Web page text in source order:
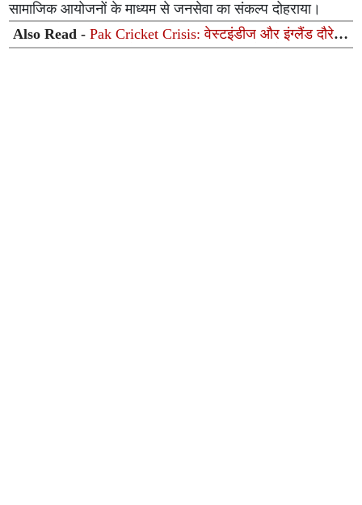
सामाजिक आयोजनों के माध्यम से जनसेवा का संकल्प दोहराया।
Also Read -Pak Cricket Crisis: वेस्टइंडीज और इंग्लैंड दौरे से
ठीक पहले पाकिस्तान को बड़ा झटका, फील्डिंग कोच ने अचानक